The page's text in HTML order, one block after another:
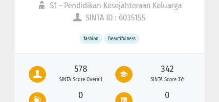
S1 - Pendidikan Kesejahteraan Keluarga
SINTA ID : 6035155
fashion Beautifulness
578
SINTA Score Overall
342
SINTA Score 3Yr
0 0